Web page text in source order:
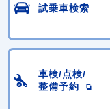
試乗車検索
車検/点検/
整備予約